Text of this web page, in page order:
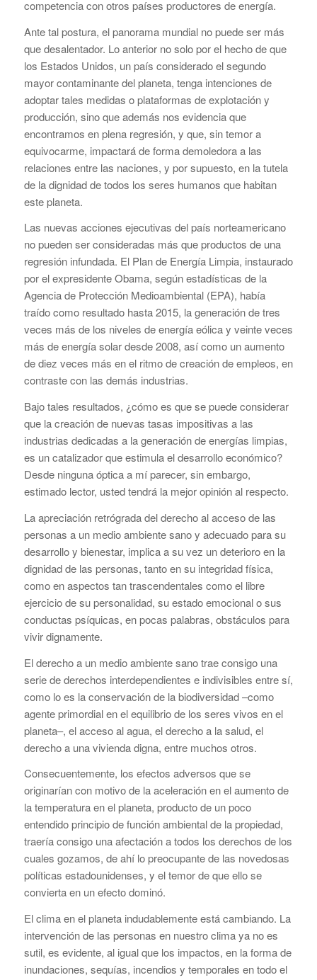
competencia con otros países productores de energía.
Ante tal postura, el panorama mundial no puede ser más
que desalentador. Lo anterior no solo por el hecho de que
los Estados Unidos, un país considerado el segundo
mayor contaminante del planeta, tenga intenciones de
adoptar tales medidas o plataformas de explotación y
producción, sino que además nos evidencia que
encontramos en plena regresión, y que, sin temor a
equivocarme, impactará de forma demoledora a las
relaciones entre las naciones, y por supuesto, en la tutela
de la dignidad de todos los seres humanos que habitan
este planeta.
Las nuevas acciones ejecutivas del país norteamericano
no pueden ser consideradas más que productos de una
regresión infundada. El Plan de Energía Limpia, instaurado
por el expresidente Obama, según estadísticas de la
Agencia de Protección Medioambiental (EPA), había
traído como resultado hasta 2015, la generación de tres
veces más de los niveles de energía eólica y veinte veces
más de energía solar desde 2008, así como un aumento
de diez veces más en el ritmo de creación de empleos, en
contraste con las demás industrias.
Bajo tales resultados, ¿cómo es que se puede considerar
que la creación de nuevas tasas impositivas a las
industrias dedicadas a la generación de energías limpias,
es un catalizador que estimula el desarrollo económico?
Desde ninguna óptica a mí parecer, sin embargo,
estimado lector, usted tendrá la mejor opinión al respecto.
La apreciación retrógrada del derecho al acceso de las
personas a un medio ambiente sano y adecuado para su
desarrollo y bienestar, implica a su vez un deterioro en la
dignidad de las personas, tanto en su integridad física,
como en aspectos tan trascendentales como el libre
ejercicio de su personalidad, su estado emocional o sus
conductas psíquicas, en pocas palabras, obstáculos para
vivir dignamente.
El derecho a un medio ambiente sano trae consigo una
serie de derechos interdependientes e indivisibles entre sí,
como lo es la conservación de la biodiversidad –como
agente primordial en el equilibrio de los seres vivos en el
planeta–, el acceso al agua, el derecho a la salud, el
derecho a una vivienda digna, entre muchos otros.
Consecuentemente, los efectos adversos que se
originarían con motivo de la aceleración en el aumento de
la temperatura en el planeta, producto de un poco
entendido principio de función ambiental de la propiedad,
traería consigo una afectación a todos los derechos de los
cuales gozamos, de ahí lo preocupante de las novedosas
políticas estadounidenses, y el temor de que ello se
convierta en un efecto dominó.
El clima en el planeta indudablemente está cambiando. La
intervención de las personas en nuestro clima ya no es
sutil, es evidente, al igual que los impactos, en la forma de
inundaciones, sequías, incendios y temporales en todo el